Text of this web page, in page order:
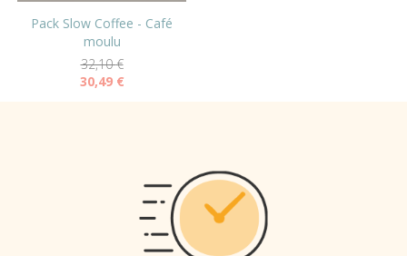
Pack Slow Coffee - Café
moulu
32,10 €
30,49 €